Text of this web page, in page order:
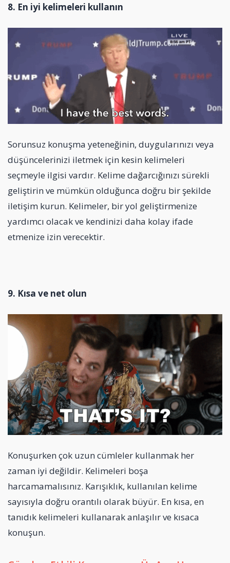
8. En iyi kelimeleri kullanın
Sorunsuz konuşma yeteneğinin, duygularınızı veya
düşüncelerinizi iletmek için kesin kelimeleri
seçmeyle ilgisi vardır. Kelime dağarcığınızı sürekli
geliştirin ve mümkün olduğunca doğru bir şekilde
iletişim kurun. Kelimeler, bir yol geliştirmenize
yardımcı olacak ve kendinizi daha kolay ifade
etmenize izin verecektir.
9. Kısa ve net olun
Konuşurken çok uzun cümleler kullanmak her
zaman iyi değildir. Kelimeleri boşa
harcamamalısınız. Karışıklık, kullanılan kelime
sayısıyla doğru orantılı olarak büyür. En kısa, en
tanıdık kelimeleri kullanarak anlaşılır ve kısaca
konuşun.